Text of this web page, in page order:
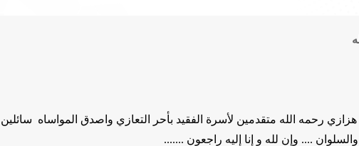
رحمه الله متقدمين لأسرة الفقيد بأحر التعازي واصدق المواساه
.... وإن لله و إنا إليه راجعون .......